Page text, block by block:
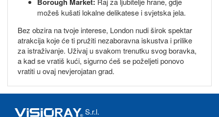
možeš kušati lokalne delikatese i svjetska jela.
Bez obzira na tvoje interese, London nudi širok spektar
atrakcija koje će ti pružiti nezaboravna iskustva i prilike
za istraživanje. Uživaj u svakom trenutku svog boravka,
a kad se vratiš kući, sigurno ćeš se poželjeti ponovo
vratiti u ovaj nevjerojatan grad.
S.r.l.